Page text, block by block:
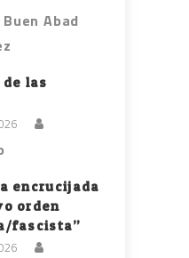
Abad
las
encrucijada
orden
fascista”